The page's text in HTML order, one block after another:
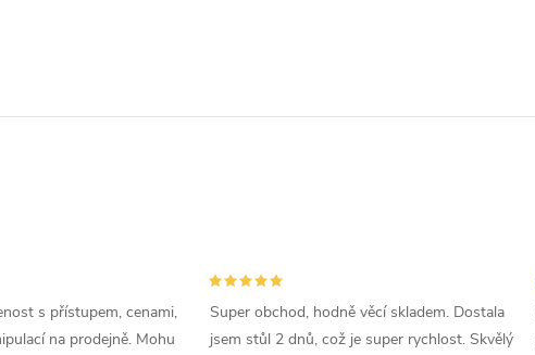
s přístupem, cenami,
na prodejně. Mohu
Super obchod, hodně věcí skladem. Dostala
jsem stůl 2 dnů, což je super rychlost. Skvělý